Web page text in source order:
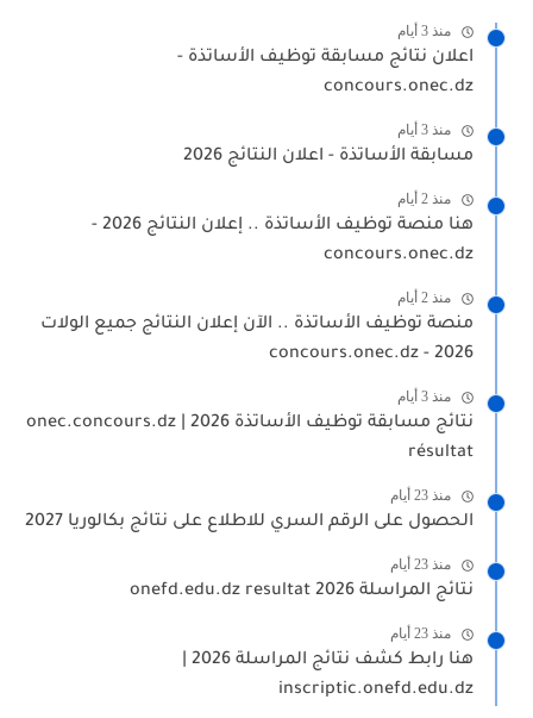
منذ 3 أيام
اعلان نتائج مسابقة توظيف الأساتذة -
concours.onec.dz
منذ 3 أيام
مسابقة الأساتذة - اعلان النتائج 2026
منذ 2 أيام
هنا منصة توظيف الأساتذة .. إعلان النتائج 2026 -
concours.onec.dz
منذ 2 أيام
منصة توظيف الأساتذة .. الآن إعلان النتائج جميع الولات
2026 - concours.onec.dz
منذ 3 أيام
نتائج مسابقة توظيف الأساتذة 2026 | onec.concours.dz
résultat
منذ 23 أيام
الحصول على الرقم السري للاطلاع على نتائج بكالوريا 2027
منذ 23 أيام
نتائج المراسلة 2026 onefd.edu.dz resultat
منذ 23 أيام
هنا رابط كشف نتائج المراسلة 2026 |
inscriptic.onefd.edu.dz